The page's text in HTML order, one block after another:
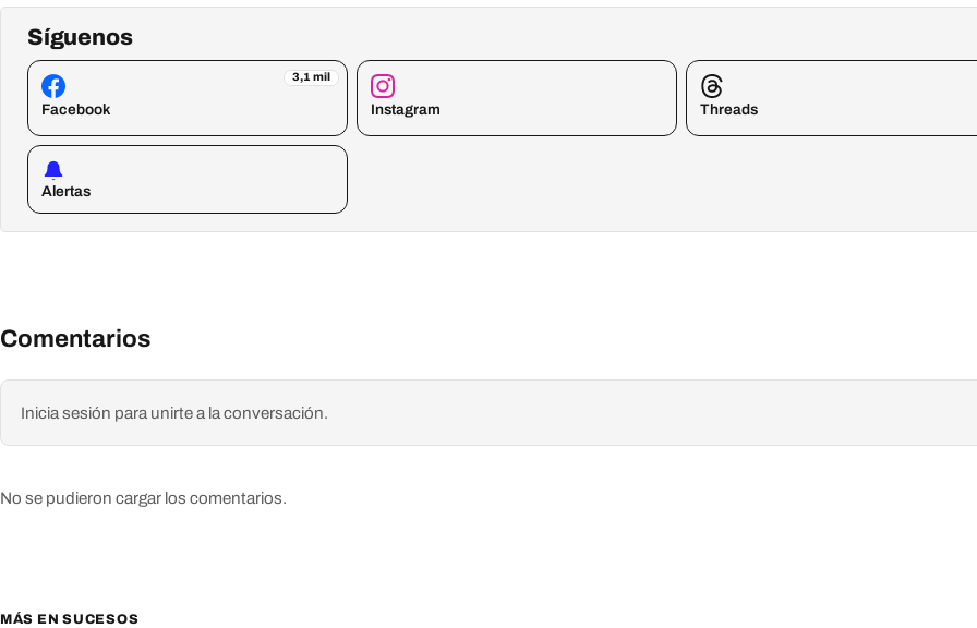
Síguenos
3,1 mil
Facebook Instagram Threads
Alertas
Comentarios
Inicia sesión para unirte a la conversación.
No se pudieron cargar los comentarios.
MÁS EN SUCESOS